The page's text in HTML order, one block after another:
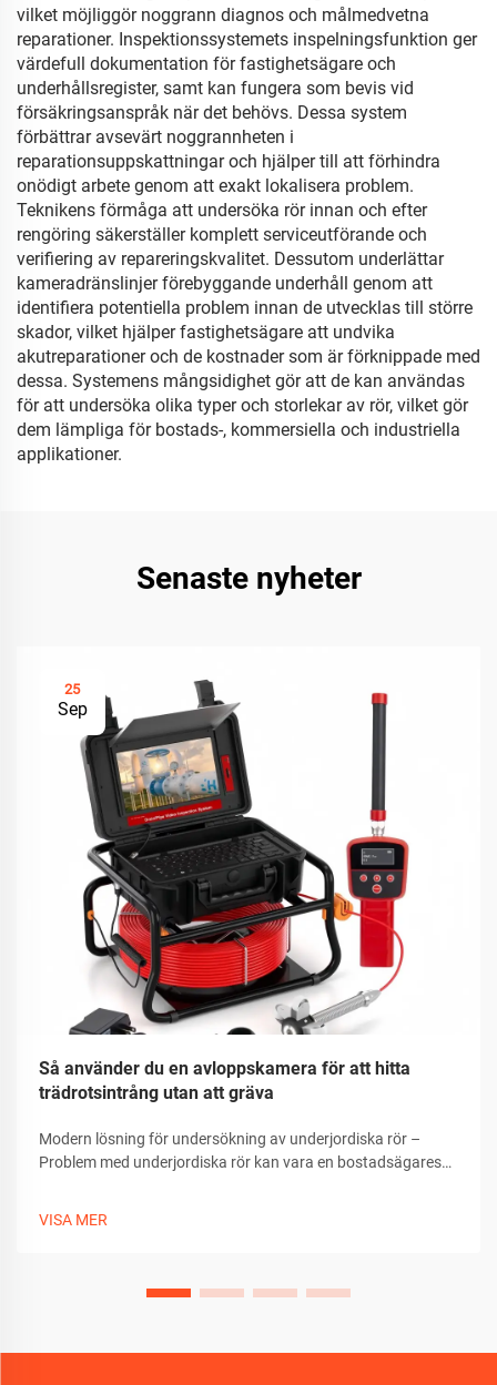
vilket möjliggör noggrann diagnos och målmedvetna
reparationer. Inspektionssystemets inspelningsfunktion ger
värdefull dokumentation för fastighetsägare och
underhållsregister, samt kan fungera som bevis vid
försäkringsanspråk när det behövs. Dessa system
förbättrar avsevärt noggrannheten i
reparationsuppskattningar och hjälper till att förhindra
onödigt arbete genom att exakt lokalisera problem.
Teknikens förmåga att undersöka rör innan och efter
rengöring säkerställer komplett serviceutförande och
verifiering av repareringskvalitet. Dessutom underlättar
kameradränslinjer förebyggande underhåll genom att
identifiera potentiella problem innan de utvecklas till större
skador, vilket hjälper fastighetsägare att undvika
akutreparationer och de kostnader som är förknippade med
dessa. Systemens mångsidighet gör att de kan användas
för att undersöka olika typer och storlekar av rör, vilket gör
dem lämpliga för bostads-, kommersiella och industriella
applikationer.
Senaste nyheter
25
Sep
Så använder du en avloppskamera för att hitta
trädrotsintrång utan att gräva
Modern lösning för undersökning av underjordiska rör –
Problem med underjordiska rör kan vara en bostadsägares
VISA MER